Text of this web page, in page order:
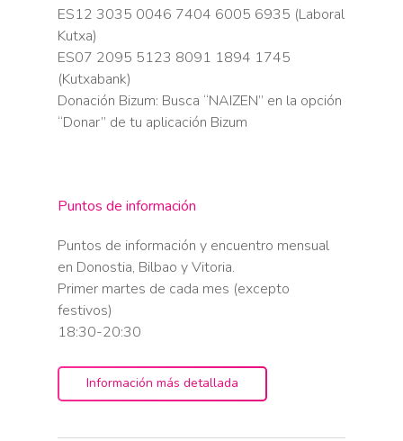
ES12 3035 0046 7404 6005 6935 (Laboral
Kutxa)
ES07 2095 5123 8091 1894 1745
(Kutxabank)
Donación Bizum: Busca “NAIZEN” en la opción
“Donar” de tu aplicación Bizum
Puntos de información
Puntos de información y encuentro mensual
en Donostia, Bilbao y Vitoria.
Primer martes de cada mes (excepto
festivos)
18:30-20:30
Información más detallada